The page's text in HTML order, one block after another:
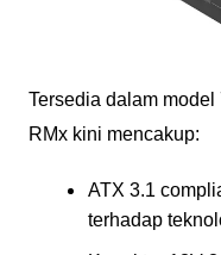
Tersedia dalam model
RMx kini mencakup:
ATX 3.1
terhadap